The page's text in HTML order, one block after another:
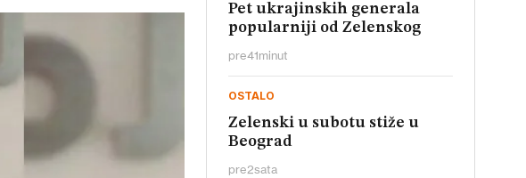
Pet ukrajinskih generala
popularniji od Zelenskog
pre41minut
OSTALO
Zelenski u subotu stiže u
Beograd
pre2sata